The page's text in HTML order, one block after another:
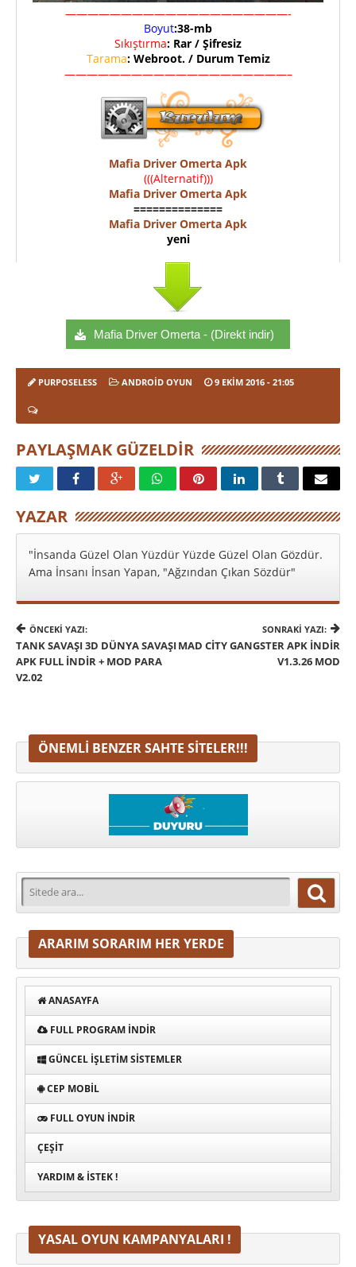
————————————————————-
Boyut:38-mb
Sıkıştırma: Rar / Şifresiz
Tarama: Webroot. / Durum Temiz
————————————————————–
Mafia Driver Omerta Apk
(((Alternatif)))
Mafia Driver Omerta Apk
==============
Mafia Driver Omerta Apk
yeni
Mafia Driver Omerta - (Direkt indir)
PURPOSELESS ANDROID OYUN 9 EKIM 2016 - 21:05
PAYLAŞMAK GÜZELDIR
YAZAR
"İnsanda Güzel Olan Yüzdür Yüzde Güzel Olan Gözdür.
Ama İnsanı İnsan Yapan, "Ağzından Çıkan Sözdür"
ÖNCEKI YAZI:
TANK SAVAŞI 3D DÜNYA SAVAŞI
APK FULL İNDIR + MOD PARA
V2.02
SONRAKI YAZI:
MAD CITY GANGSTER APK İNDIR
V1.3.26 MOD
ÖNEMLI BENZER SAHTE SITELER!!!
ARARIM SORARIM HER YERDE
ANASAYFA
FULL PROGRAM INDIR
GÜNCEL İŞLETIM SISTEMLER
CEP MOBIL
FULL OYUN İNDIR
ÇEŞIT
YARDIM & İSTEK !
YASAL OYUN KAMPANYALARI !